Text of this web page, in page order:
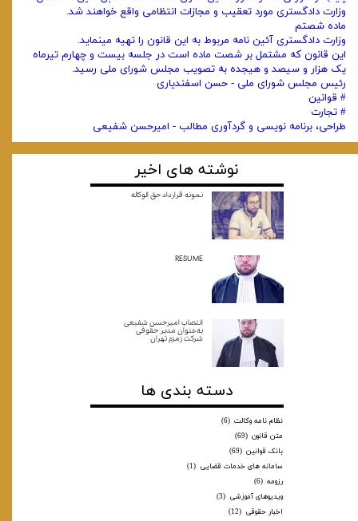
وزارت دادگستری مورد تعقیب و مجازات انتظامی واقع خواهند شد.
ماده شصتم
وزارت دادگستری آئین‌ نامه مربوط به این قانون را تهیه مینماید.
این قانون که مشتمل بر شصت ماده است در جلسه بیست و چهارم تیرماه
یک هزار و سیصد و هیجده به تصویب مجلس شورای ملی رسید.
رئیس مجلس شورای ملی - حسن اسفندیاری
# قوانین
# تجارت
طراحی، برنامه نویسی و گردآوری مطالب - امیرحسن شفیعی
نوشته های اخیر
نمونه قرارداد حق الوکاله
RESUME
انتصاب امیرحسن شفیعی
به‌عنوان مدیر حقوقی
شرکت زمزم تهران
دسته بندی ها
نظام نامه وکالت (6)
متن قانون (69)
بانک قوانین (69)
سامانه های خدمات قضایی (1)
رزومه (6)
ویدیوهای آموزشی (3)
اخبار حقوقی (12)